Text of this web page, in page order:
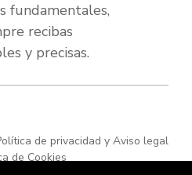
fundamentales,
recibas
y precisas.
de privacidad y Aviso legal
de Cookies